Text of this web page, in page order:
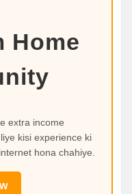
Home
extra income
kisi experience ki
hona chahiye.